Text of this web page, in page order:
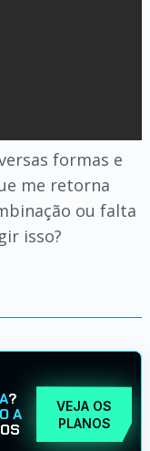
formas e
me retorna
ou falta
isso?
?
A
VEJA OS
PLANOS